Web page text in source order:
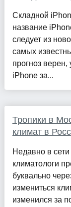
Складной
название
следует из
самых
прогноз верен,
iPhone за...
Тропики в
климат в
Недавно в
климатологи
буквально
измениться
изменился за